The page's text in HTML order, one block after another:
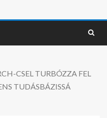
CSEL TURBÓZZA FEL
TUDÁSBÁZISSÁ